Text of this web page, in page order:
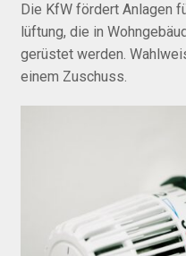
Die KfW fördert Anlagen
lüftung, die in
gerüstet werden.
einem Zuschuss.